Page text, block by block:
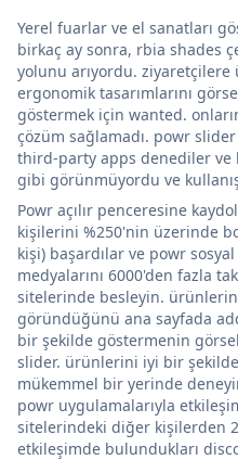
Yerel fuarlar ve el sanatları
birkaç ay sonra, rbia shades
yolunu arıyordu.
ergonomik tasarımlarını
göstermek için wanted.
çözüm sağlamadı. powr
third-party apps denediler ve
gibi görünmüyordu ve
Powr açılır penceresine
kişilerini %250'nin üzerinde
kişi) başardılar ve powr
medyalarını 6000'den fazla
sitelerinde besleyin. ürünlerin
göründüğünü ana sayfada
bir şekilde göstermenin
slider. ürünlerini iyi bir
mükemmel bir yerinde
powr uygulamalarıyla
sitelerindeki diğer kişilerden
etkileşimde bulundukları